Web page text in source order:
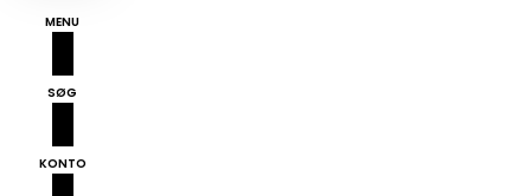
MENU
SØG
KONTO